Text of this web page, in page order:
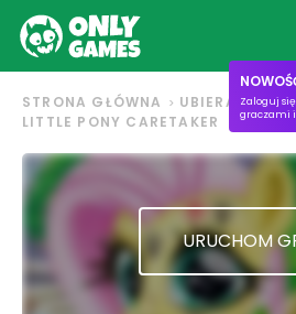
Zaloguj
graczami i
STRONA GŁÓWNA
UBIERANKI
LITTLE PONY CARETAKER
URUCHOM